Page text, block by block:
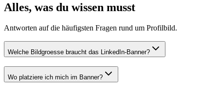
Alles, was du wissen musst
Antworten auf die häufigsten Fragen rund um Profilbild.
Welche Bildgroesse braucht das LinkedIn-Banner?
Wo platziere ich mich im Banner?